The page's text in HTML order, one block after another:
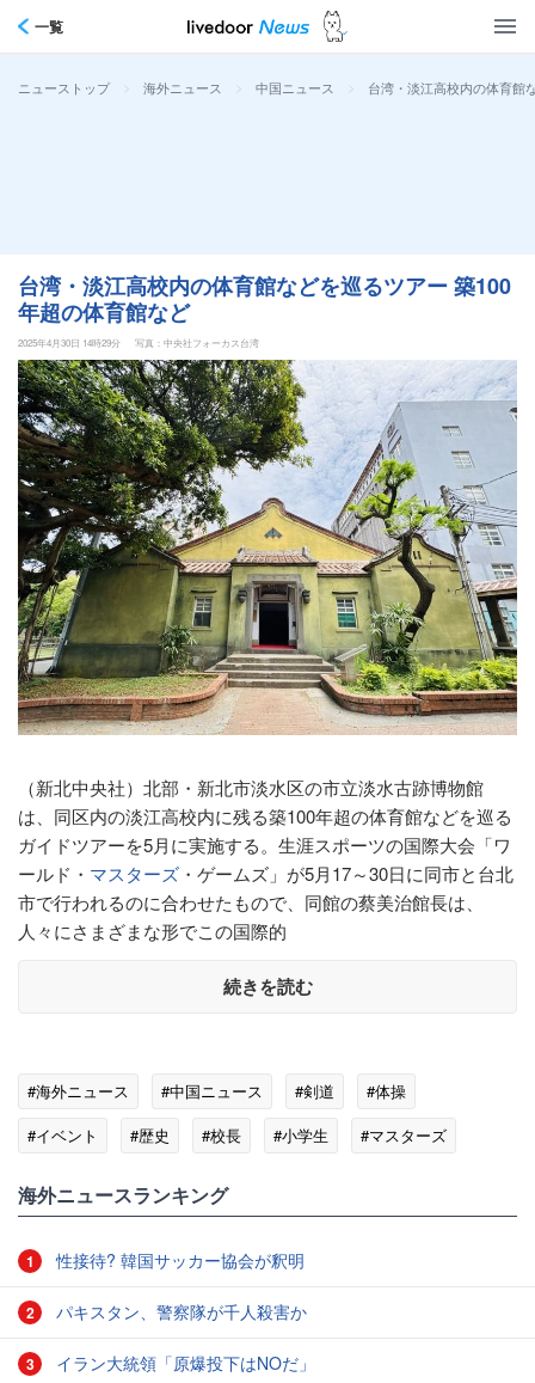
一覧
ニューストップ > 海外ニュース > 中国ニュース > 台湾・淡江高校内の体育館
台湾・淡江高校内の体育館などを巡るツアー 築100
年超の体育館など
2025年4月30日 14時29分 写真：中央社フォーカス台湾
（新北中央社）北部・新北市淡水区の市立淡水古跡博物館
は、同区内の淡江高校内に残る築100年超の体育館などを巡る
ガイドツアーを5月に実施する。生涯スポーツの国際大会「ワ
ールド・ マスターズ ・ゲームズ」が5月17～30日に同市と台北
市で行われるのに合わせたもので、同館の蔡美治館長は、
人々にさまざまな形でこの国際的
続きを読む
#海外ニュース #中国ニュース #剣道
#体操
#イベント
#歴史 #校長 #小学生
#マスターズ
海外ニュースランキング
1 性接待? 韓国サッカー協会が釈明
2 パキスタン、警察隊が千人殺害か
3 イラン大統領「原爆投下はNOだ」